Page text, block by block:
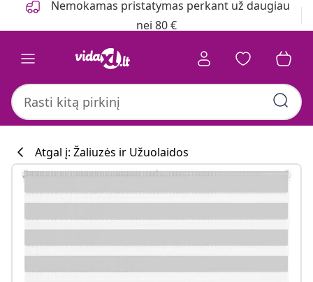
Nemokamas pristatymas perkant už daugiau
nei 80 €
Atgal į: Žaliuzės ir Užuolaidos